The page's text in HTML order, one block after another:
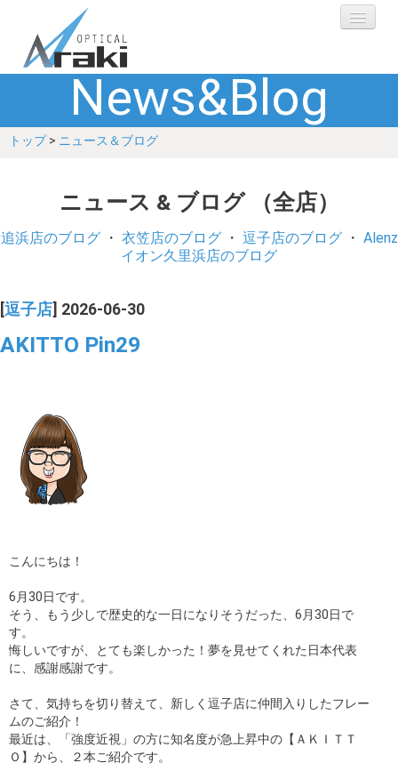
選ばれる理由
ブランド
補聴器
ギャラリー
コラム
採用
News&Blog
トップ> ニュース＆ブログ
ニュース & ブログ （全店）
追浜店のブログ・ 衣笠店のブログ・ 逗子店のブログ・ Alenz
イオン久里浜店のブログ
逗子店 ] 2026-06-30
AKITTO Pin29
こんにちは！
6月30日です。
そう、もう少しで歴史的な一日になりそうだった、6月30日で
す。
悔しいですが、とても楽しかった！夢を見せてくれた日本代表
に、感謝感謝です。
さて、気持ちを切り替えて、新しく逗子店に仲間入りしたフレー
ムのご紹介！
最近は、「強度近視」の方に知名度が急上昇中の【ＡＫＩＴＴ
Ｏ】から、２本ご紹介です。